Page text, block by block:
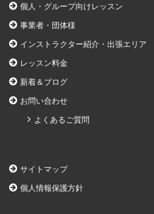
個人・グループ向けレッスン
事業者・団体様
インストラクター紹介・出張エリア
レッスン料金
新着＆ブログ
お問い合わせ
よくあるご質問
サイトマップ
個人情報保護方針